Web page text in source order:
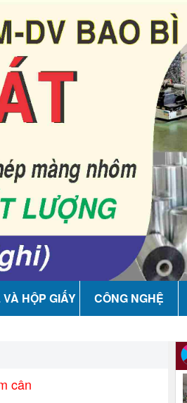
HỘP GIẤY CÔNG NGHỆ
cân